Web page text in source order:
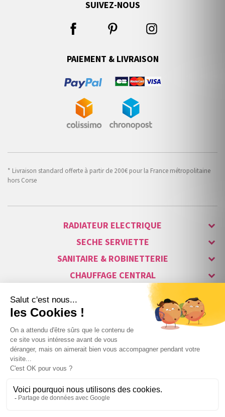
SUIVEZ-NOUS
PAIEMENT & LIVRAISON
* Livraison standard offerte à partir de 200€ pour la France métropolitaine
hors Corse
RADIATEUR ELECTRIQUE
SECHE SERVIETTE
SANITAIRE & ROBINETTERIE
CHAUFFAGE CENTRAL
ALARME & SÉCURITÉ
MAISON CONNECTÉE
VISIOPHONE & INTERPHONE
LUMINAIRES & ECLAIRAGE